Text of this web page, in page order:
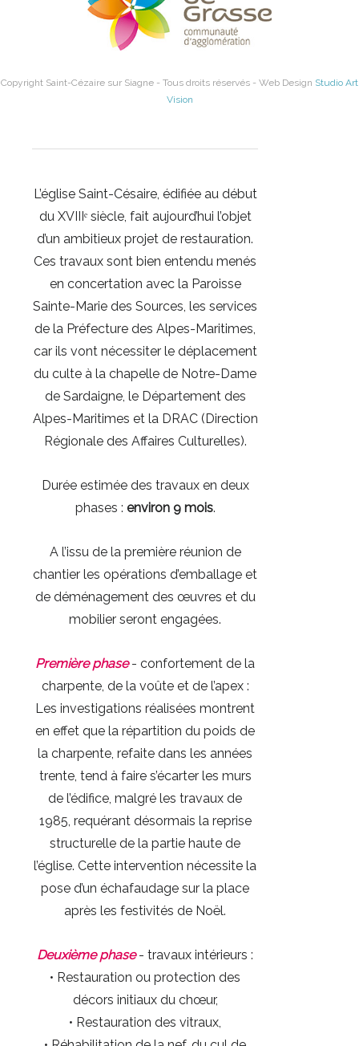
06.26.01.70.38
L’église Saint-Césaire, édifiée au début
du XVIIIᵉ siècle, fait aujourd’hui l’objet
d’un ambitieux projet de restauration.
Ces travaux sont bien entendu menés
en concertation avec la Paroisse
Sainte-Marie des Sources, les services
de la Préfecture des Alpes-Maritimes,
car ils vont nécessiter le déplacement
du culte à la chapelle de Notre-Dame
de Sardaigne, le Département des
Alpes-Maritimes et la DRAC (Direction
Régionale des Affaires Culturelles).
Durée estimée des travaux en deux
phases : environ 9 mois.
A l’issu de la première réunion de
chantier les opérations d’emballage et
de déménagement des œuvres et du
mobilier seront engagées.
Première phase- confortement de la
charpente, de la voûte et de l’apex :
Les investigations réalisées montrent
en effet que la répartition du poids de
la charpente, refaite dans les années
trente, tend à faire s’écarter les murs
de l’édifice, malgré les travaux de
1985, requérant désormais la reprise
structurelle de la partie haute de
l’église. Cette intervention nécessite la
pose d’un échafaudage sur la place
après les festivités de Noël.
Deuxième phase- travaux intérieurs :
• Restauration ou protection des
décors initiaux du chœur,
• Restauration des vitraux,
Copyright Saint-Cézaire sur Siagne - Tous droits réservés - Web Design Studio Art
Vision